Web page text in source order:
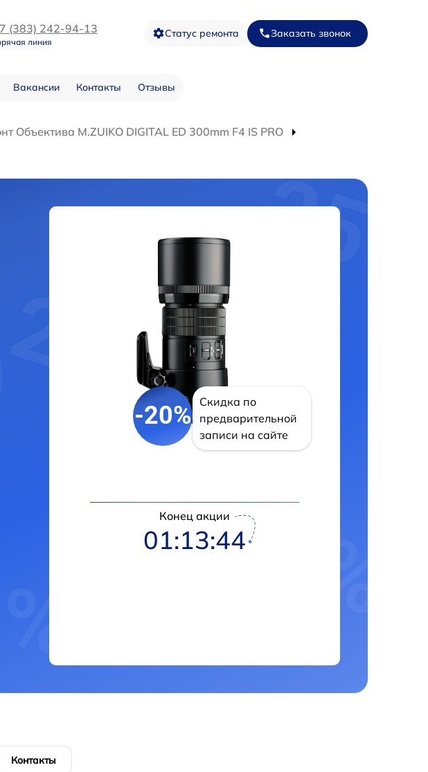
(383) 242-94-13
линия
Статус ремонта Заказать звонок
Вакансии Контакты Отзывы
Объектива M.ZUIKO DIGITAL ED 300mm F4 IS PRO
-20%
Скидка по
предварительной
записи на сайте
Конец акции
01:13:43
Контакты